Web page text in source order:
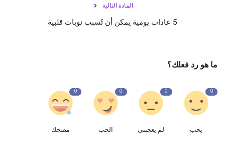
المادة التالية
5 عادات يومية يمكن أن تُسبب نوبات قلبية
ما هو رد فعلك؟
0
يحب
0
لم يعجبنى
0
الحب
0
مضحك